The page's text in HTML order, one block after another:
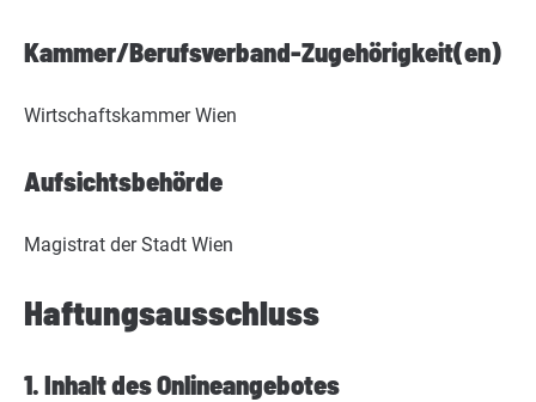
Kammer/Berufsverband-Zugehörigkeit(en)
Wirtschaftskammer Wien
Aufsichtsbehörde
Magistrat der Stadt Wien
Haftungsausschluss
1. Inhalt des Onlineangebotes